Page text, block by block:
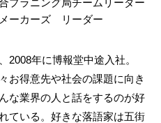
ーカーズ リーダー
2008年に博報堂中途入社。
お得意先や社会の課題に向き
な業界の人と話をするのが好
ている。好きな落語家は五街